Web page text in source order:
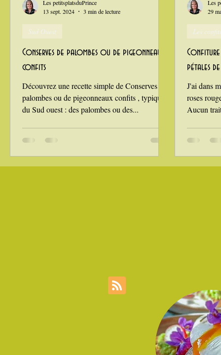
Conserves de palombes ou de pigeonneaux
confits
Découvrez une recette simple de Conserves de
palombes ou de pigeonneaux confits , typique
du Sud ouest : des palombes ou des...
Sud Ouest
Les petitsplatsduPrince
13 sept. 2024
3 min de lecture
Confiture
pétales
J'ai dans
roses
Aucun
Les
Les
29